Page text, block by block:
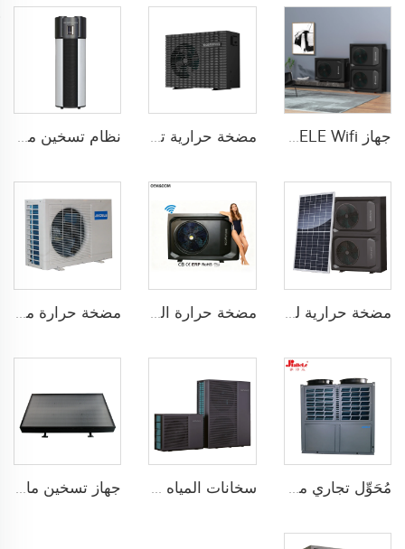
جهاز JIADELE Wifi لتوفير مياه ساخنة وتدفئة وتهوية باستخدام مضخة حرارة أحادية الكتلة R290 التي تعمل على تحويل الهواء إلى ماء مضخة حرارية تعمل بمصدر هواء R32 بمحول تيار مستمر كهربائي نظام تسخين مياه يعمل بنظام التحويل الحراري الشامل مع شهادة WaterMark
مضخة حرارة من مصدر الهواء للمنازل
مُحَوِّل تجاري مضخة حرارة هوائية لمياه ساخنة للفنادق والمستشفيات والمدارس سخانات المياه المضخّة الحرارية أحادية الكتلة من علامة ECOFUTURE العاملة بغاز R290 مع محول تردد جهاز تسخين ماء شمسي فرنسي بدون خزان بسعة 200 لتر من JIADELE